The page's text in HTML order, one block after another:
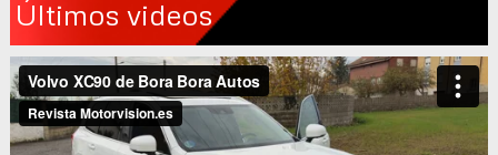
Últimos videos